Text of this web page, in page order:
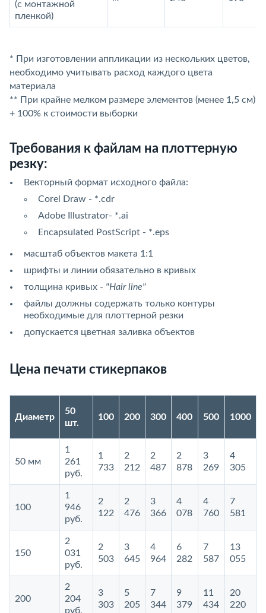
(с монтажной
пленкой)
* При изготовлении аппликации из нескольких цветов,
необходимо учитывать расход каждого цвета
материала
** При крайне мелком размере элементов (менее 1,5 см)
+ 100% к стоимости выборки
Требования к файлам на плоттерную
резку:
Векторный формат исходного файла:
Corel Draw - *.cdr
Adobe Illustrator- *.ai
Encapsulated PostScript - *.eps
масштаб объектов макета 1:1
шрифты и линии обязательно в кривых
толщина кривых - "Hair line"
файлы должны содержать только контуры
необходимые для плоттерной резки
допускается цветная заливка объектов
Цена печати стикерпаков
Диаметр
50
шт.
100 200 300 400 500 1000
50 мм
1
261
руб.
1
733
2
212
2
487
2
878
3
269
4
305
100
1
946
руб.
2
122
2
476
3
366
4
078
4
760
7
581
150
2
031
руб.
2
503
3
645
4
964
6
282
7
587
13
055
200
2
204
руб.
3
303
5
205
7
344
9
379
11
434
20
220